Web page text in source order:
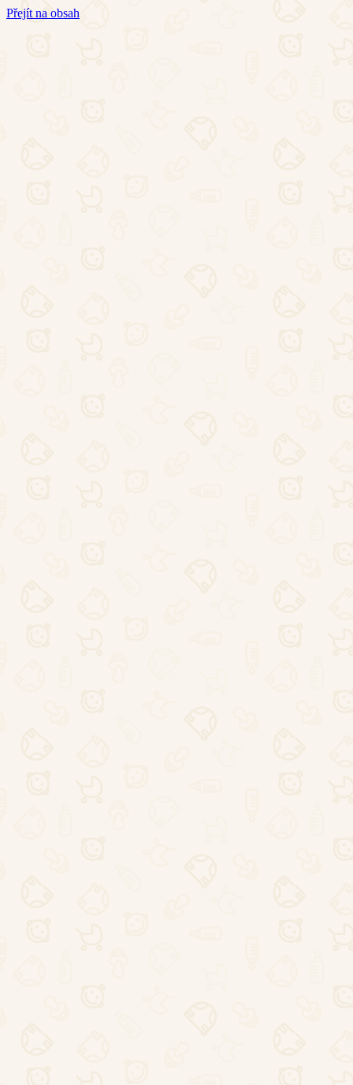
Přejít na obsah